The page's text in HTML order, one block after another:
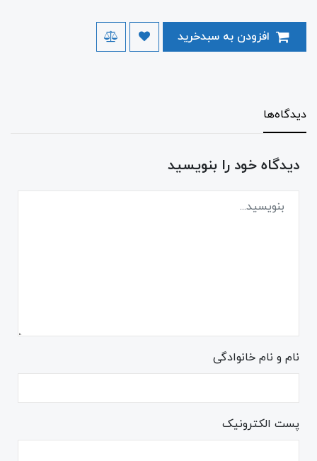
دیدگاه‌ها
دیدگاه خود را بنویسید
نام و نام خانوادگی
پست الکترونیک